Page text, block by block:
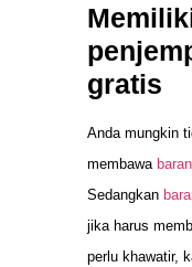
gratis
Anda mungkin
membawa
Sedangkan
jika harus
perlu khawatir,